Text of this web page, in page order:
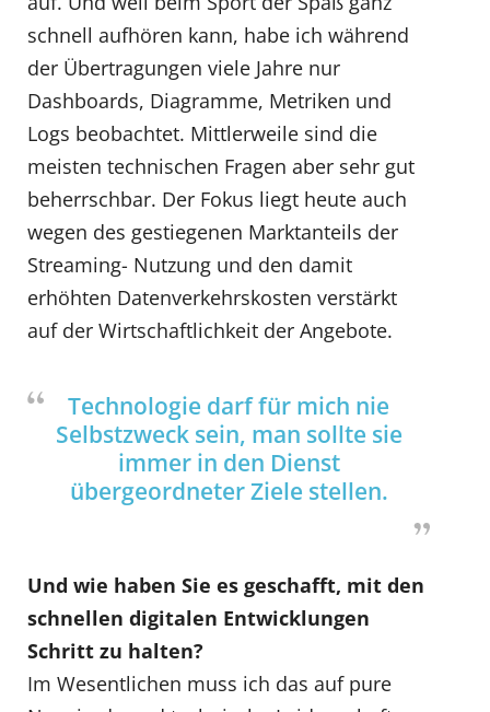
schnell aufhören kann, habe ich während
der Übertragungen viele Jahre nur
Dashboards, Diagramme, Metriken und
Logs beobachtet. Mittlerweile sind die
meisten technischen Fragen aber sehr gut
beherrschbar. Der Fokus liegt heute auch
wegen des gestiegenen Marktanteils der
Streaming- Nutzung und den damit
erhöhten Datenverkehrskosten verstärkt
auf der Wirtschaftlichkeit der Angebote.
Technologie darf für mich nie
Selbstzweck sein, man sollte sie
immer in den Dienst
übergeordneter Ziele stellen.
Und wie haben Sie es geschafft, mit den
schnellen digitalen Entwicklungen
Schritt zu halten?
Im Wesentlichen muss ich das auf pure